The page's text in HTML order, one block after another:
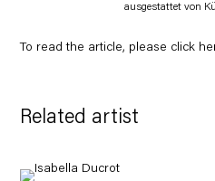
ausgestattet von
To read the article, please click
Related artist